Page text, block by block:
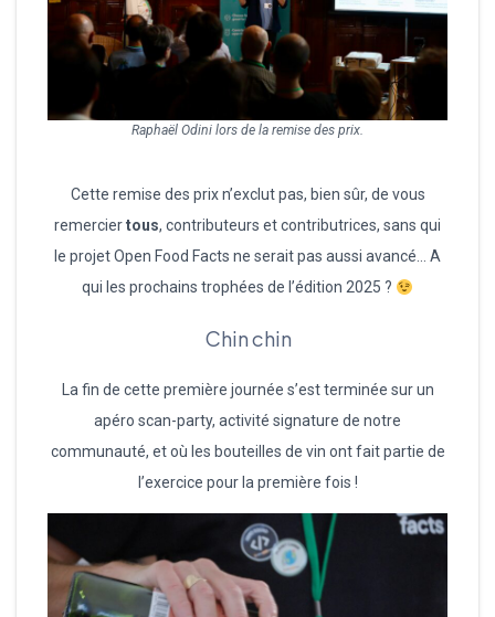
Raphaël Odini lors de la remise des prix.
Cette remise des prix n’exclut pas, bien sûr, de vous
remerciertous, contributeurs et contributrices, sans qui
le projet Open Food Facts ne serait pas aussi avancé… A
qui les prochains trophées de l’édition 2025 ?
Chin chin
La fin de cette première journée s’est terminée sur un
apéro scan-party, activité signature de notre
communauté, et où les bouteilles de vin ont fait partie de
l’exercice pour la première fois !